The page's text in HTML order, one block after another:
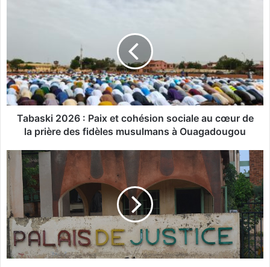
k
i
2
0
P
a
e
t
c
o
h
Tabaski 2026 : Paix et cohésion sociale au cœur de
la prière des fidèles musulmans à Ouagadougou
B
k
i
n
a
F
a